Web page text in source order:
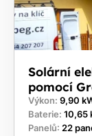
Solární
pomocí
Výkon: 9,90
Baterie: 10,65
Panelů: 22